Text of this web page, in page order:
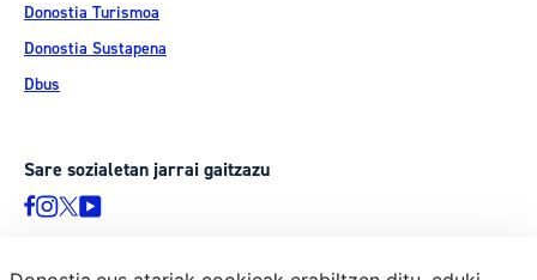
Donostia Turismoa
Donostia Sustapena
Dbus
Sare sozialetan jarrai gaitzazu